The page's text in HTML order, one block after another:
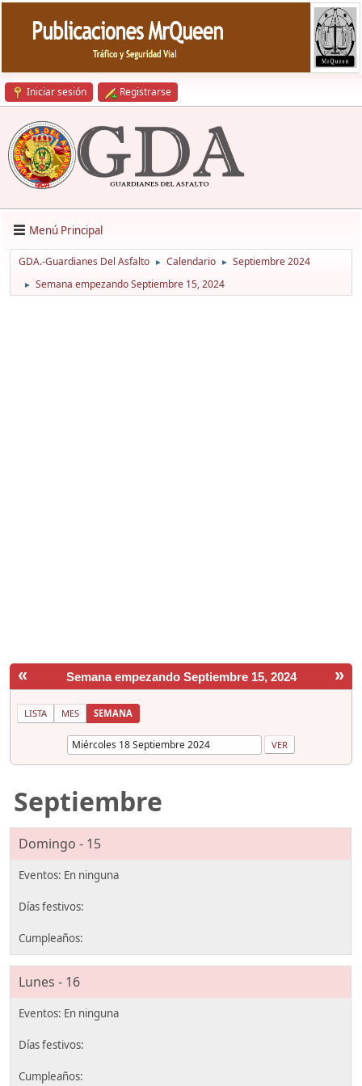
Iniciar sesión Registrarse
Menú Principal
GDA.-Guardianes Del Asfalto ► Calendario ► Septiembre 2024
► Semana empezando Septiembre 15, 2024
« »
Semana empezando Septiembre 15, 2024
LISTA MES SEMANA
Septiembre
Domingo - 15
Lunes - 16